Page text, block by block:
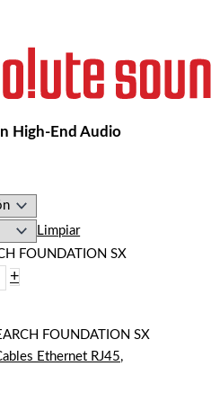
High-End Audio
Limpiar
FOUNDATION SX
+
FOUNDATION SX
Ethernet RJ45,